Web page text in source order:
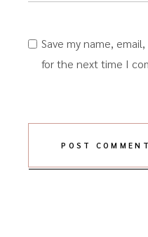
Save my name,
for the next time I
POST COMMENT